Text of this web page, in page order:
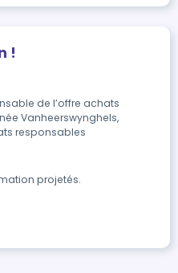
!
de l’offre achats
Vanheerswynghels,
responsables
projetés.